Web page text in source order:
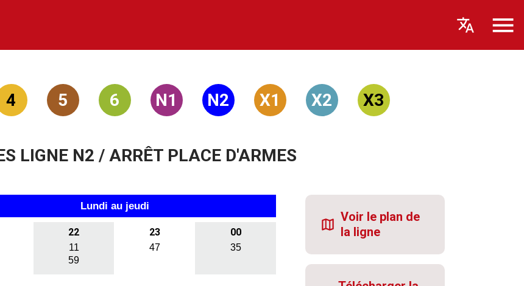
4 5 6 N1 N2 X1 X2 X3
LIGNE N2 / ARRÊT PLACE D'ARMES
Lundi au jeudi
22 23 00
11
59
47 35
Voir le plan de
la ligne